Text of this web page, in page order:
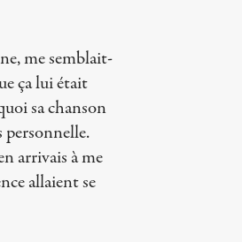
me semblait-
ça lui était
sa chanson
personnelle.
arrivais à me
allaient se